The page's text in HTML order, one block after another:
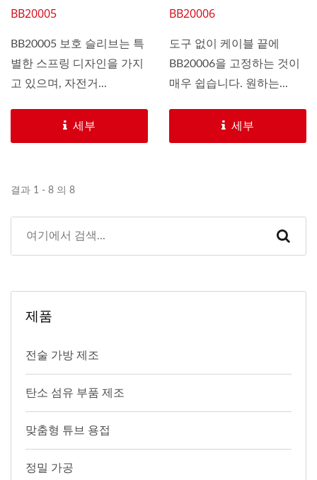
BB20005
BB20005 보호 슬리브는 특
별한 스프링 디자인을 가지
고 있으며, 자전거...
세부
BB20006
도구 없이 케이블 끝에
BB20006을 고정하는 것이
매우 쉽습니다. 원하는...
세부
결과 1 - 8 의 8
제품
전술 가방 제조
탄소 섬유 부품 제조
맞춤형 튜브 용접
정밀 가공